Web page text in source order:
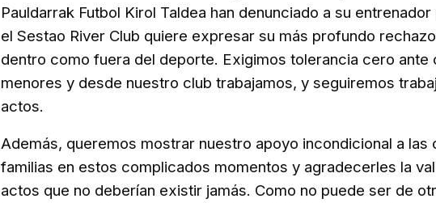
Pauldarrak Futbol Kirol Taldea han denunciado a su
el Sestao River Club quiere expresar su más profundo
dentro como fuera del deporte. Exigimos tolerancia cero ante
menores y desde nuestro club trabajamos, y seguiremos
actos.
Además, queremos mostrar nuestro apoyo incondicional a
familias en estos complicados momentos y agradecerles la
actos que no deberían existir jamás. Como no puede ser de